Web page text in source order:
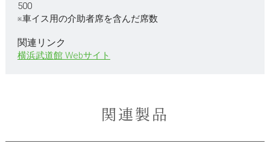
500
※車イス用の介助者席を含んだ席数
関連リンク
横浜武道館 Webサイト
関連製品